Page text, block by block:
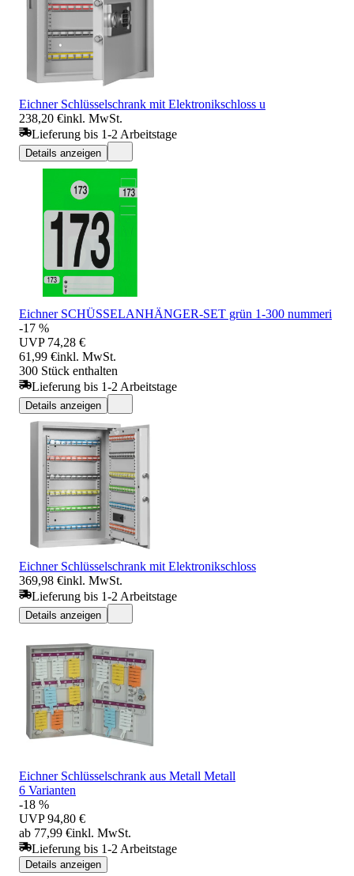
Eichner Schlüsselschrank mit Elektronikschloss u
238,20 €inkl. MwSt.
Lieferung bis 1-2 Arbeitstage
Details anzeigen
Eichner SCHÜSSELANHÄNGER-SET grün 1-300 nummeri
-17 %
UVP 74,28 €
61,99 €inkl. MwSt.
300 Stück enthalten
Lieferung bis 1-2 Arbeitstage
Details anzeigen
Eichner Schlüsselschrank mit Elektronikschloss
369,98 €inkl. MwSt.
Lieferung bis 1-2 Arbeitstage
Details anzeigen
Eichner Schlüsselschrank aus Metall Metall
6 Varianten
-18 %
UVP 94,80 €
ab 77,99 €inkl. MwSt.
Lieferung bis 1-2 Arbeitstage
Details anzeigen